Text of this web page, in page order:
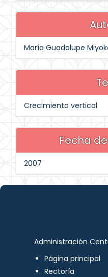
María Guadalupe
Crecimiento vertical
Fecha
2007
Administración
Página principal
Rectoría